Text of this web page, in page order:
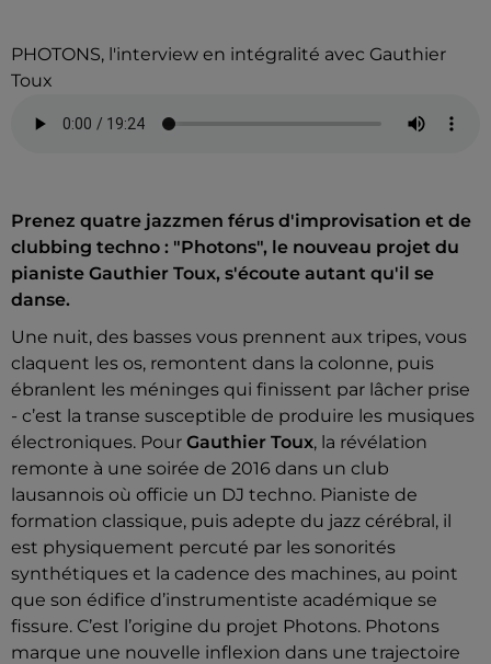
PHOTONS, l'interview en intégralité avec Gauthier
Toux
Prenez quatre jazzmen férus d'improvisation et de
clubbing techno : "Photons", le nouveau projet du
pianiste Gauthier Toux, s'écoute autant qu'il se
danse.
Une nuit, des basses vous prennent aux tripes, vous
claquent les os, remontent dans la colonne, puis
ébranlent les méninges qui finissent par lâcher prise
- c’est la transe susceptible de produire les musiques
électroniques. Pour Gauthier Toux, la révélation
remonte à une soirée de 2016 dans un club
lausannois où officie un DJ techno. Pianiste de
formation classique, puis adepte du jazz cérébral, il
est physiquement percuté par les sonorités
synthétiques et la cadence des machines, au point
que son édifice d’instrumentiste académique se
fissure. C’est l’origine du projet Photons. Photons
marque une nouvelle inflexion dans une trajectoire